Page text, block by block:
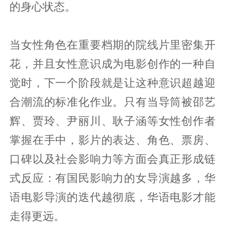
的身心状态。
当女性角色在重要档期的院线片里密集开
花，并且女性意识成为电影创作的一种自
觉时，下一个阶段就是让这种意识超越迎
合潮流的标准化作业。只有当导筒被邵艺
辉、贾玲、尹丽川、耿子涵等女性创作者
掌握在手中，影片的表达、角色、票房、
口碑以及社会影响力等方面会真正形成链
式反应：有国民影响力的女导演越多，华
语电影导演的迭代越彻底，华语电影才能
走得更远。